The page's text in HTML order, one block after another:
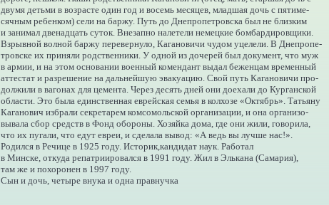
двумя детьми в возрасте один год и восемь месяцев, младшая дочь с пятиме-
сячным ребенком) сели на баржу. Путь до Днепропетровска был не близким
и занимал двенадцать суток. Внезапно налетели немецкие бомбардировщики.
Взрывной волной баржу перевернуло, Кагановичи чудом уцелели. В Днепропе-
тровске их приняли родственники. У одной из дочерей был документ, что муж
в армии, и на этом основании военный комендант выдал беженцам временный
аттестат и разрешение на дальнейшую эвакуацию. Свой путь Кагановичи про-
должили в вагонах для цемента. Через десять дней они доехали до Курганской
области. Это была единственная еврейская семья в колхозе «Октябрь». Татьяну
Каганович избрали секретарем комсомольской организации, и она организо-
вывала сбор средств в Фонд обороны. Хозяйка дома, где они жили, говорила,
что их пугали, что едут евреи, и сделала вывод: «А ведь вы лучше нас!».
Родился в Речице в 1925 году. Историк,кандидат наук. Работал
в Минске, откуда репатриировался в 1991 году. Жил в Элькана (Самария),
там же и похоронен в 1997 году.
Сын и дочь, четыре внука и одна правнучка